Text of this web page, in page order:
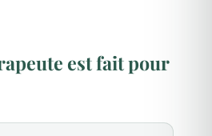
est fait pour